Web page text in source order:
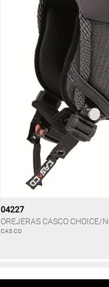
04227
OREJERAS CASCO CHOICE/
CAS CO